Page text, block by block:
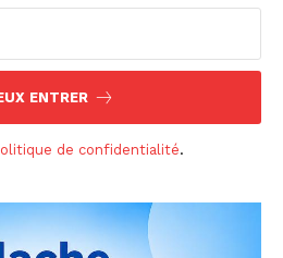
ENTRER
de confidentialité.